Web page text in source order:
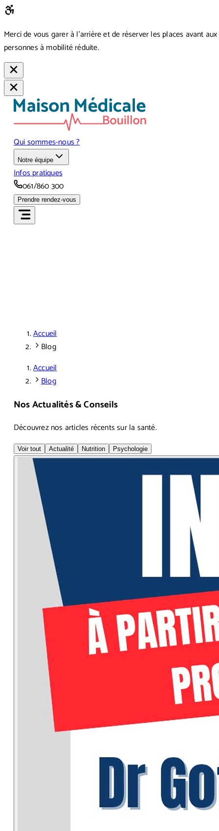
Merci de vous garer à l’arrière et de réserver les places avant aux
personnes à mobilité réduite.
Qui sommes-nous ?
Notre équipe
Infos pratiques
061/860 300
Prendre rendez-vous
Accueil
Blog
Accueil
Blog
Nos Actualités & Conseils
Découvrez nos articles récents sur la santé.
Voir tout Actualité Nutrition Psychologie